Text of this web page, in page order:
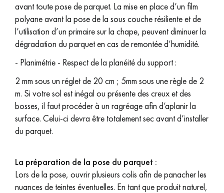
avant toute pose de parquet. La mise en place d’un film
polyane avant la pose de la sous couche résiliente et de
l’utilisation d’un primaire sur la chape, peuvent diminuer la
dégradation du parquet en cas de remontée d’humidité.
- Planimétrie - Respect de la planéité du support :
2 mm sous un réglet de 20 cm ; 5mm sous une règle de 2
m. Si votre sol est inégal ou présente des creux et des
bosses, il faut procéder à un ragréage afin d’aplanir la
surface. Celui-ci devra être totalement sec avant d’installer
du parquet.
La préparation de la pose du parquet :
Lors de la pose, ouvrir plusieurs colis afin de panacher les
nuances de teintes éventuelles. En tant que produit naturel,